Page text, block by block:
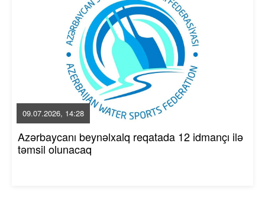
09.07.2026, 14:28
Azərbaycanı beynəlxalq reqatada 12 idmançı ilə
təmsil olunacaq